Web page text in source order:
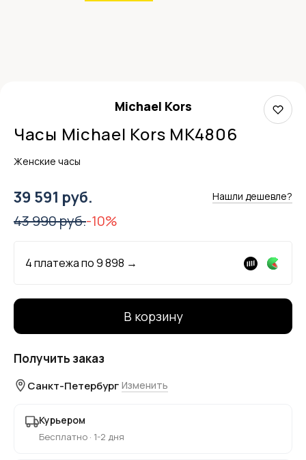
Michael Kors
Часы Michael Kors MK4806
Женские часы
39 591 руб. Нашли дешевле?
43 990 руб.-10%
4 платежа по9 898 →
В корзину
Получить заказ
Санкт-Петербург Изменить
Курьером
Бесплатно · 1-2 дня